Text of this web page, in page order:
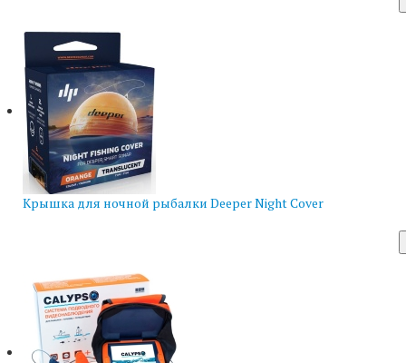
Крышка для ночной рыбалки Deeper Night Cover